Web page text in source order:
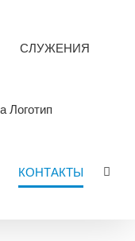
СЛУЖЕНИЯ
КОНТАКТЫ